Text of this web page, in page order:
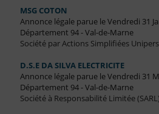
MSG COTON
Annonce légale parue le Vendredi 31
Département 94 - Val-de-Marne
Société par Actions Simplifiées
D.S.E DA SILVA ELECTRICITE
Annonce légale parue le Vendredi 31
Département 94 - Val-de-Marne
Société à Responsabilité Limitée (SARL)